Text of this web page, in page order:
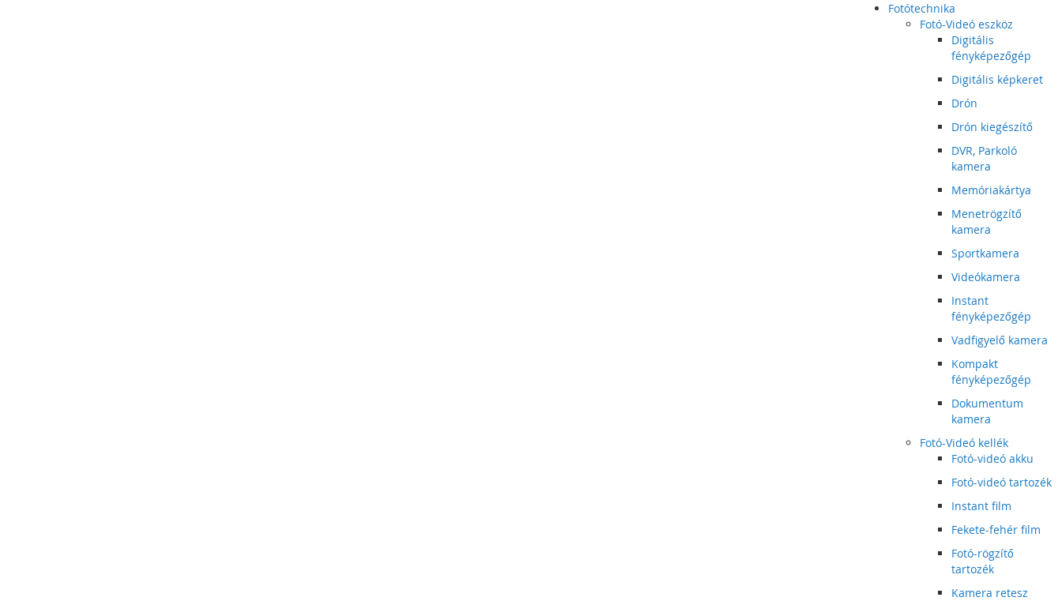
Fotótechnika
Fotó-Videó eszköz
Digitális
fényképezőgép
Digitális képkeret
Drón
Drón kiegészítő
DVR, Parkoló
kamera
Memóriakártya
Menetrögzítő
kamera
Sportkamera
Videókamera
Instant
fényképezőgép
Vadfigyelő kamera
Kompakt
fényképezőgép
Dokumentum
kamera
Fotó-Videó kellék
Fotó-videó akku
Fotó-videó tartozék
Instant film
Fekete-fehér film
Fotó-rögzítő
tartozék
Kamera retesz